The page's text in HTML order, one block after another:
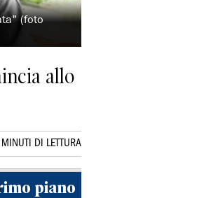
(foto
allo
DI LETTURA
piano